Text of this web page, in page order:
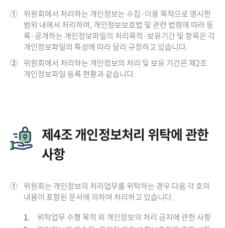
① 위원회에서 처리하는 개인정보는 수집·이용 목적으로 명시한
범위 내에서 처리하며, 개인정보보호법 및 관련 법령에 따라 등
록·공개하는 개인정보파일의 처리목적·보유기간 및 항목은 각
개인정보파일의 특성에 따라 달리 규정하고 있습니다.
② 위원회에서 처리하는 개인정보의 처리 및 보유 기간은 제2조
개인정보파일 등록 현황과 같습니다.
제4조 개인정보처리 위탁에 관한
사항
① 위원회는 개인정보의 처리업무를 위탁하는 경우 다음 각 호의
내용이 포함된 문서에 의하여 처리하고 있습니다.
1.
위탁업무 수행 목적 외 개인정보의 처리 금지에 관한 사항